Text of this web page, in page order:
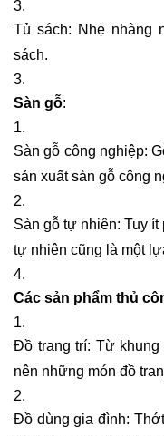
Tủ sách: Nhẹ nhàng
sách.
Sàn gỗ:
Sàn gỗ công nghiệp:
sản xuất sàn gỗ công
Sàn gỗ tự nhiên: Tuy
tự nhiên cũng là một
Các sản phẩm thủ
Đồ trang trí: Từ
nên những món đồ
Đồ dùng gia đình: